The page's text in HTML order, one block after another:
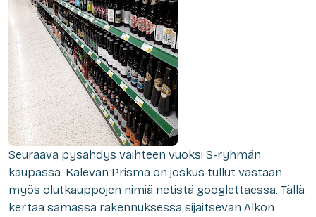
Seuraava pysähdys vaihteen vuoksi S-ryhmän
kaupassa. Kalevan Prisma on joskus tullut vastaan
myös olutkauppojen nimiä netistä googlettaessa. Tällä
kertaa samassa rakennuksessa sijaitsevan Alkon